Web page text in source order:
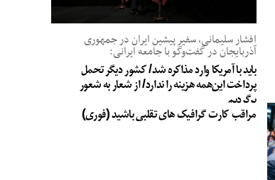
افشار سلیمانی، سفیر پیشین ایران در جمهوری
آذربایجان در گفت‌وگو با جامعه ایرانی:
باید با آمریکا وارد مذاکره شد/ کشور دیگر تحمل
پرداخت این‌همه هزینه را ندارد/ از شعار به شعور
برگردیم
مراقب کارت گرافیک های تقلبی باشید (فوری)